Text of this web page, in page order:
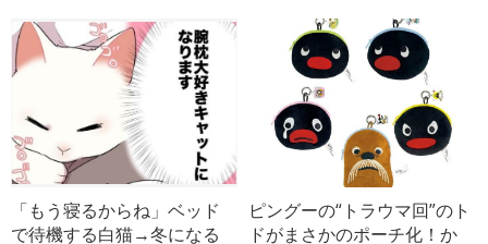
「もう寝るからね」ベッド
で待機する白猫→冬になる
ピングーの“トラウマ回”のト
ドがまさかのポーチ化！か